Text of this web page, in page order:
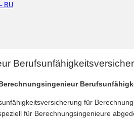
BU
für
für Berechnungsingenieure